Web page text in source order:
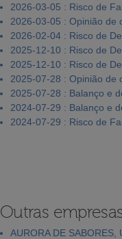
2026-03-05 : Risco de
2026-03-05 : Opinião de
2026-02-04 : Risco de
2025-12-10 : Risco de
2025-12-10 : Risco de
2025-07-28 : Opinião de
2025-07-28 : Balanço e
2024-07-29 : Balanço e
2024-07-29 : Risco de
Outras
AURORA DE SABORES,